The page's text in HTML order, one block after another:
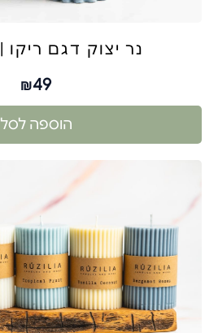
נר יצוק דגם ריקו | 150 גרם
₪49
הוספה לסל